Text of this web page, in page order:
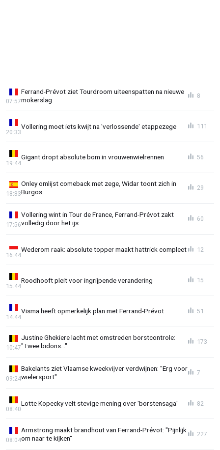
Ferrand-Prévot ziet Tourdroom uiteenspatten na nieuwe
mokerslag
07:57
8
Vollering moet iets kwijt na 'verlossende' etappezege
20:33
111
Gigant dropt absolute bom in vrouwenwielrennen
19:44
56
Onley omlijst comeback met zege, Widar toont zich in
Burgos
18:33
29
Vollering wint in Tour de France, Ferrand-Prévot zakt
volledig door het ijs
17:56
60
Wederom raak: absolute topper maakt hattrick compleet
16:44
12
Roodhooft pleit voor ingrijpende verandering
15:44
15
Visma heeft opmerkelijk plan met Ferrand-Prévot
14:44
51
Justine Ghekiere lacht met omstreden borstcontrole:
"Twee bidons..."
10:47
173
Bakelants ziet Vlaamse kweekvijver verdwijnen: "Erg voor
wielersport"
09:24
7
Lotte Kopecky velt stevige mening over 'borstensaga'
08:40
82
Armstrong maakt brandhout van Ferrand-Prévot: "Pijnlijk
om naar te kijken"
08:04
227